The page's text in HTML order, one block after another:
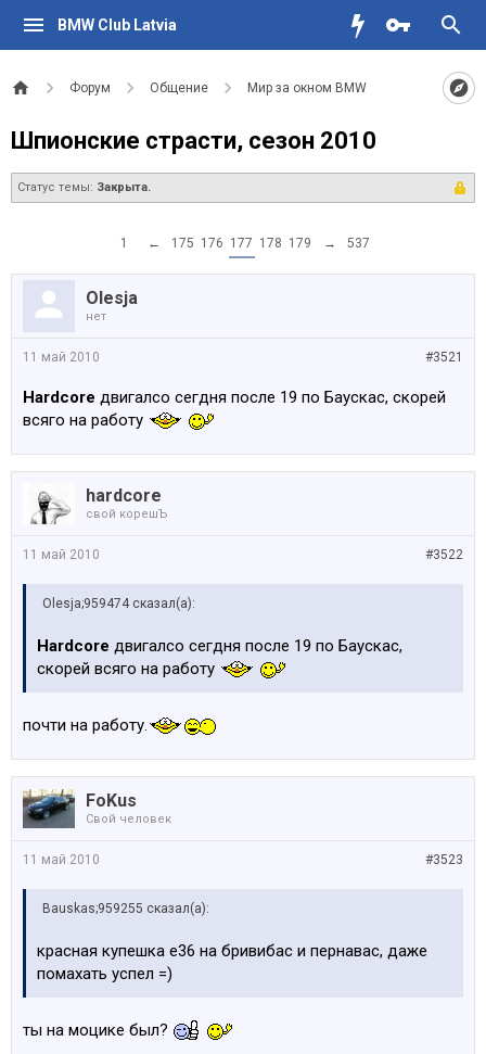
BMW Club Latvia
Форум Общение Мир за окном BMW
Шпионские страсти, сезон 2010
Статус темы: Закрыта.
1 ← 175 176 177 178 179 → 537
Olesja
нет
#3521
11 май 2010
Hardcore двигалсо сегдня после 19 по Баускас, скорей
всяго на работу
hardcore
свой корешЪ
#3522
11 май 2010
Olesja;959474 сказал(а):
Hardcore двигалсо сегдня после 19 по Баускас,
скорей всяго на работу
почти на работу.
FoKus
Свой человек
#3523
11 май 2010
Bauskas;959255 сказал(а):
красная купешка е36 на бривибас и пернавас, даже
помахать успел =)
ты на моцике был?